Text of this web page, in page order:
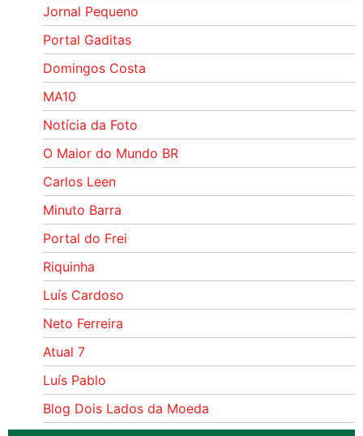
Jornal Pequeno
Portal Gaditas
Domingos Costa
MA10
Notícia da Foto
O Maior do Mundo BR
Carlos Leen
Minuto Barra
Portal do Frei
Riquinha
Luís Cardoso
Neto Ferreira
Atual 7
Luís Pablo
Blog Dois Lados da Moeda